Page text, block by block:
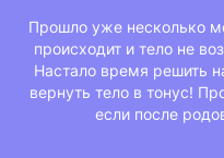
Прошло уже несколько
происходит и тело не
Настало время решить
вернуть тело в тонус!
если после